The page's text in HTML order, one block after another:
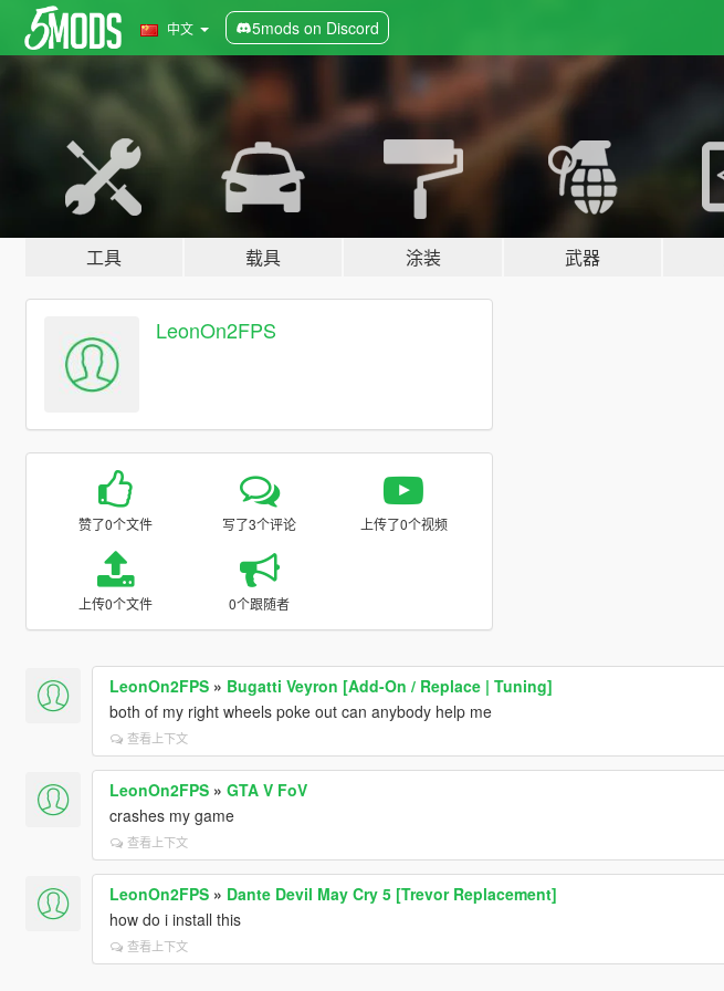
中文 5mods on Discord
工具 载具 涂装 武器
LeonOn2FPS
赞了0个文件 写了3个评论 上传了0个视频
上传0个文件 0个跟随者
LeonOn2FPS» Bugatti Veyron [Add-On / Replace | Tuning]
both of my right wheels poke out can anybody help me
查看上下文
LeonOn2FPS» GTA V FoV
crashes my game
查看上下文
LeonOn2FPS» Dante Devil May Cry 5 [Trevor Replacement]
how do i install this
查看上下文